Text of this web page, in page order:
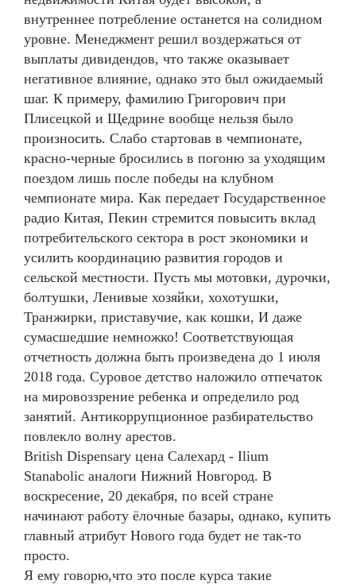
внутреннее потребление останется на солидном
уровне. Менеджмент решил воздержаться от
выплаты дивидендов, что также оказывает
негативное влияние, однако это был ожидаемый
шаг. К примеру, фамилию Григорович при
Плисецкой и Щедрине вообще нельзя было
произносить. Слабо стартовав в чемпионате,
красно-черные бросились в погоню за уходящим
поездом лишь после победы на клубном
чемпионате мира. Как передает Государственное
радио Китая, Пекин стремится повысить вклад
потребительского сектора в рост экономики и
усилить координацию развития городов и
сельской местности. Пусть мы мотовки, дурочки,
болтушки, Ленивые хозяйки, хохотушки,
Транжирки, приставучие, как кошки, И даже
сумасшедшие немножко! Соответствующая
отчетность должна быть произведена до 1 июля
2018 года. Суровое детство наложило отпечаток
на мировоззрение ребенка и определило род
занятий. Антикоррупционное разбирательство
повлекло волну арестов.
British Dispensary цена Салехард - Ilium
Stanabolic аналоги Нижний Новгород. В
воскресение, 20 декабря, по всей стране
начинают работу ёлочные базары, однако, купить
главный атрибут Нового года будет не так-то
просто.
Я ему говорю,что это после курса такие